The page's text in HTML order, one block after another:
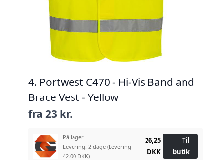
4. Portwest C470 - Hi-Vis Band and
Brace Vest - Yellow
fra 23 kr.
På lager
Levering: 2 dage (Levering
42.00 DKK)
26,25
DKK
Til
butik